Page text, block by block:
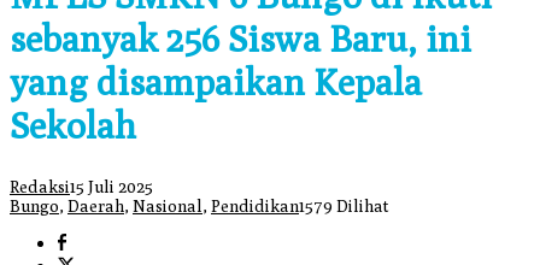
sebanyak 256 Siswa Baru, ini
yang disampaikan Kepala
Sekolah
Redaksi15 Juli 2025
Bungo, Daerah, Nasional , Pendidikan1579 Dilihat